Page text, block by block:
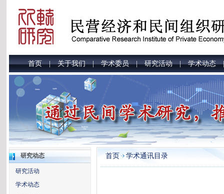
首页|关于我们|学术委员|研究活动|学术动态
研究动态
研究活动
学术动态
首页 学术通讯目录